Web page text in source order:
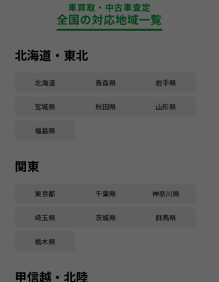
車買取・中古車査定
全国の対応地域一覧
北海道・東北
北海道 青森県 岩手県
宮城県 秋田県 山形県
福島県
関東
東京都 千葉県 神奈川県
埼玉県 茨城県 群馬県
栃木県
甲信越・北陸